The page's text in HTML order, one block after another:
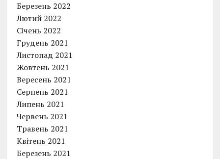
Березень 2022
Лютий 2022
Січень 2022
Грудень 2021
Листопад 2021
Жовтень 2021
Вересень 2021
Серпень 2021
Липень 2021
Червень 2021
Травень 2021
Квітень 2021
Березень 2021